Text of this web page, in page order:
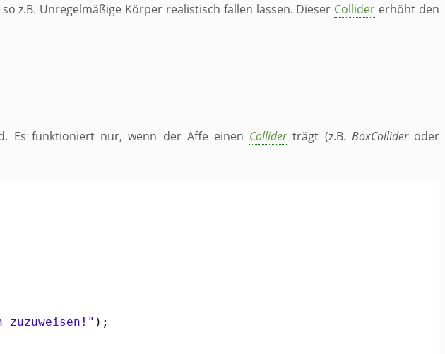
z.B. Unregelmäßige Körper realistisch fallen lassen. Dieser Collider erhöht den
Es funktioniert nur, wenn der Affe einen Colliderträgt (z.B. BoxCollideroder
zuzuweisen! " );